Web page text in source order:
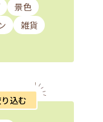
景色
雑貨
込む